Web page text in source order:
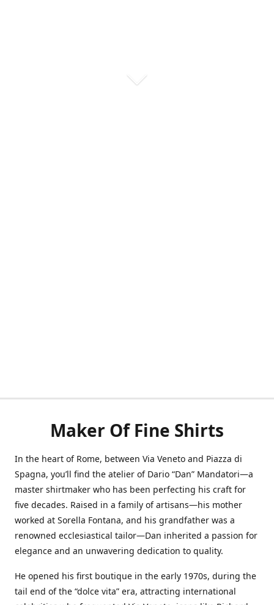
Maker Of Fine Shirts
In the heart of Rome, between Via Veneto and Piazza di
Spagna, you’ll find the atelier of Dario “Dan” Mandatori—a
master shirtmaker who has been perfecting his craft for
five decades. Raised in a family of artisans—his mother
worked at Sorella Fontana, and his grandfather was a
renowned ecclesiastical tailor—Dan inherited a passion for
elegance and an unwavering dedication to quality.
He opened his first boutique in the early 1970s, during the
tail end of the “dolce vita” era, attracting international